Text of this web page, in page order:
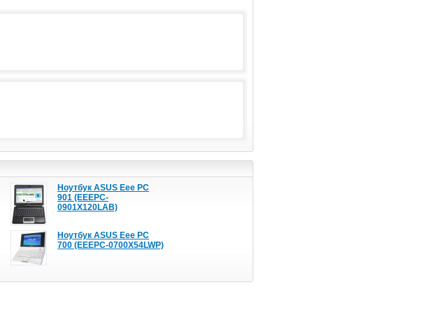
Ноутбук ASUS Eee PC
901 (EEEPC-
0901X120LAB)
Ноутбук ASUS Eee PC
700 (EEEPC-0700X54LWP)